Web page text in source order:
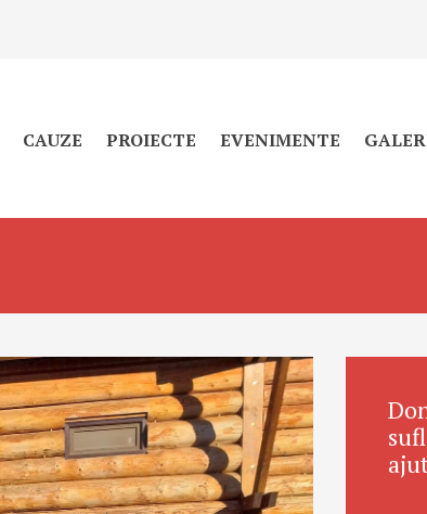
CAUZE PROIECTE EVENIMENTE